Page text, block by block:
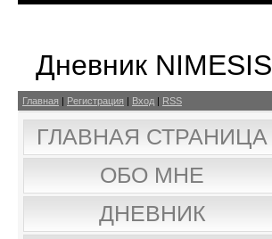
Дневник NIMESIS
Главная | Регистрация | Вход | RSS
ГЛАВНАЯ СТРАНИЦА
ОБО МНЕ
ДНЕВНИК